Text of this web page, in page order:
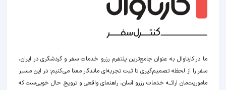
ما در کارناوال به عنوان جامع‌ترین پلتفرم رزرو خدمات سفر و گردشگری در ایران،
سفر را از لحظه‌ تصمیم‌گیری تا ثبت تجربه‌ای ماندگار معنا می‌کنیم؛ در این مسیر‍
ماموریت‌مان اراﺋــﻪ خدمات رزرو آسان، راهنمای واقعی و ترویج حال خوبی‌ست که